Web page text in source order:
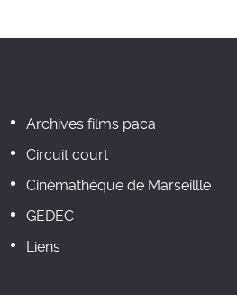
Archives films paca
Circuit court
Cinémathèque de Marseillle
GEDEC
Liens